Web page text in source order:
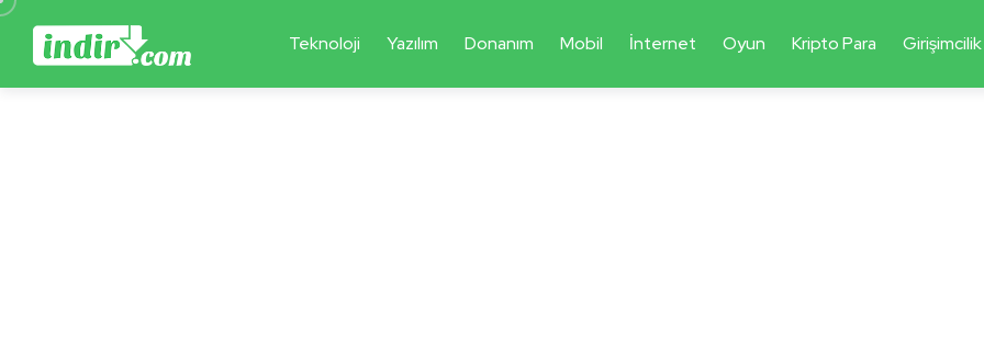
Teknoloji Yazılım Donanım Mobil İnternet Oyun Kripto Para Girişimcilik